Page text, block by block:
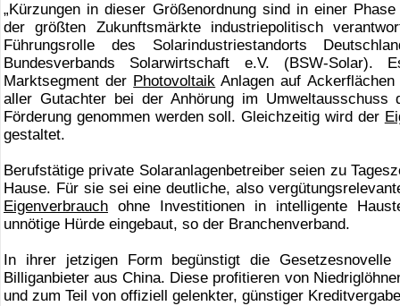
„Kürzungen in dieser Größenordnung sind in einer
der größten Zukunftsmärkte industriepolitisch
Führungsrolle des Solarindustriestandorts
Bundesverbands Solarwirtschaft e.V. (BSW-
Marktsegment der Photovoltaik Anlagen auf
aller Gutachter bei der Anhörung im
Förderung genommen werden soll. Gleichzeitig wird der
gestaltet.
Berufstätige private Solaranlagenbetreiber seien zu
Hause. Für sie sei eine deutliche, also
Eigenverbrauch ohne Investitionen in intelligente
unnötige Hürde eingebaut, so der Branchenverband.
In ihrer jetzigen Form begünstigt die
Billiganbieter aus China. Diese profitieren von
und zum Teil von offiziell gelenkter, günstiger